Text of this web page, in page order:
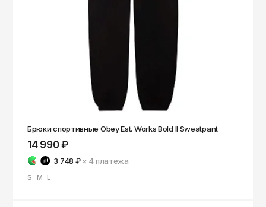
Брюки спортивные Obey Est. Works Bold II Sweatpant
14 990 ₽
3 748 ₽ × 4платежа
S M L